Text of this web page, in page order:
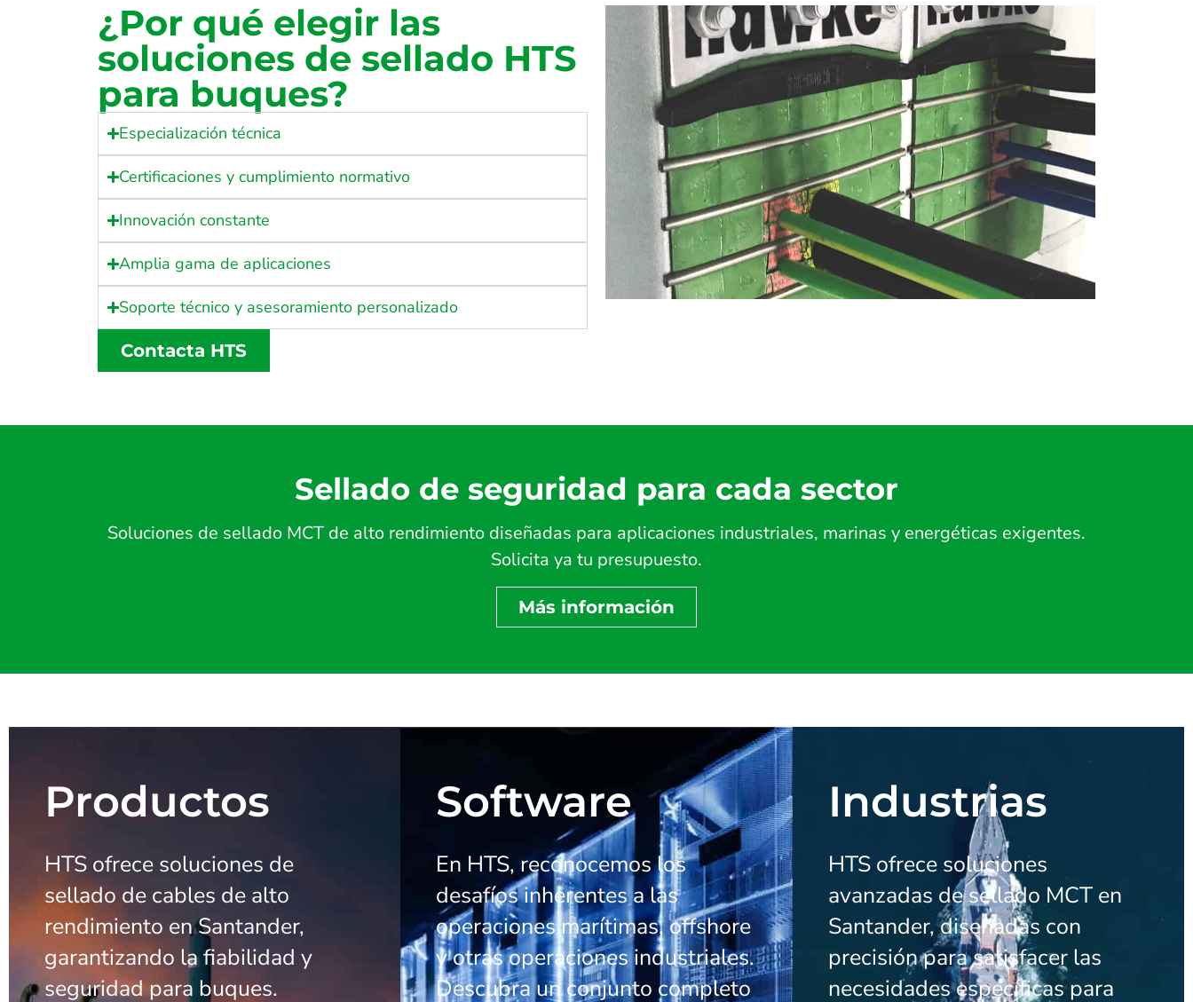
¿Por qué elegir las
soluciones de sellado HTS
para buques?
Especialización técnica
Certificaciones y cumplimiento normativo
Innovación constante
Amplia gama de aplicaciones
Soporte técnico y asesoramiento personalizado
Contacta HTS
Sellado de seguridad para cada sector
Soluciones de sellado MCT de alto rendimiento diseñadas para aplicaciones industriales, marinas y energéticas exigentes.
Solicita ya tu presupuesto.
Más información
Productos
HTS ofrece soluciones de
sellado de cables de alto
rendimiento en Santander,
garantizando la fiabilidad y
seguridad para buques.
Software
En HTS, reconocemos los
desafíos inherentes a las
operaciones marítimas, offshore
y otras operaciones industriales.
Descubra un conjunto completo
Industrias
HTS ofrece soluciones
avanzadas de sellado MCT en
Santander, diseñadas con
precisión para satisfacer las
necesidades específicas para